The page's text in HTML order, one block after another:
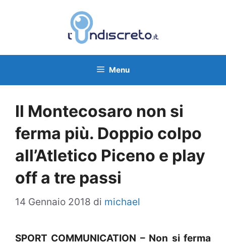
Menu
Il Montecosaro non si
ferma più. Doppio colpo
all’Atletico Piceno e play
off a tre passi
14 Gennaio 2018 di michael
SPORT COMMUNICATION – Non si ferma